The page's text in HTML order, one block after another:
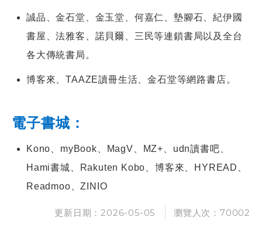
誠品、金石堂、金玉堂、何嘉仁、墊腳石、紀伊國
書屋、法雅客、諾貝爾、三民等連鎖書局以及全台
各大傳統書局。
博客來、TAAZE讀冊生活、金石堂等網路書店。
電子書城：
Kono、myBook、MagV、MZ+、udn讀書吧、
Hami書城、Rakuten Kobo、博客來、HYREAD、
Readmoo、ZINIO
更新日期：2026-05-05 瀏覽人次：70002